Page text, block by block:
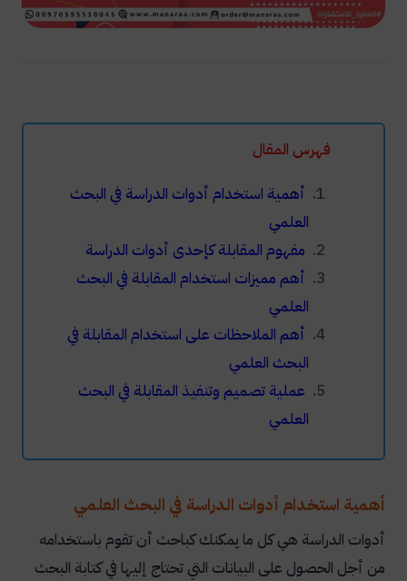
فهرس المقال
أهمية استخدام أدوات الدراسة في البحث
العلمي
مفهوم المقابلة كإحدى أدوات الدراسة
أهم مميزات استخدام المقابلة في البحث
العلمي
أهم الملاحظات على استخدام المقابلة في
البحث العلمي
عملية تصميم وتنفيذ المقابلة في البحث
العلمي
أهمية استخدام أدوات الدراسة في البحث العلمي
أدوات الدراسة هي كل ما يمكنك كباحث أن تقوم باستخدامه
من أجل الحصول على البيانات التي تحتاج إليها في كتابة البحث